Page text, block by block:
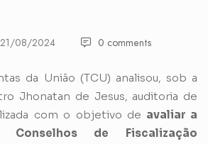
21/08/2024 0 comments
da União (TCU) analisou, sob a
Jhonatan de Jesus, auditoria de
com o objetivo de avaliar a
Conselhos de Fiscalização